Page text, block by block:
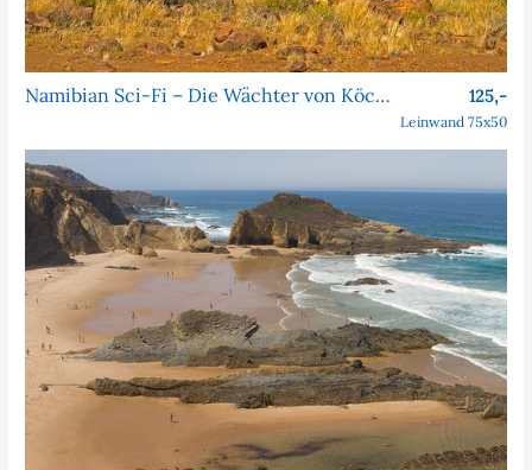
Namibian Sci-Fi – Die Wächter von Köcher Prime 125,-
Leinwand 75x50